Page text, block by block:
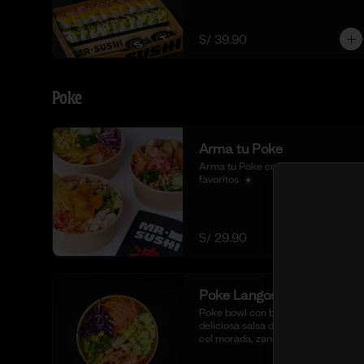
S/ 39.90
Poke
Arma tu Poke
Arma tu Poke con tus sabores
favoritos  ☀️
S/ 29.90
Poke Langostino Cocido
Poke bowl con base de arroz sushi,
deliciosa salsa de ostión especial,
col morada, zanahoria, pepino,